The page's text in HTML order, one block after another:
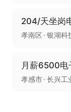
204/天坐岗
孝南区 银湖科
月薪6500电
孝感市 长兴工